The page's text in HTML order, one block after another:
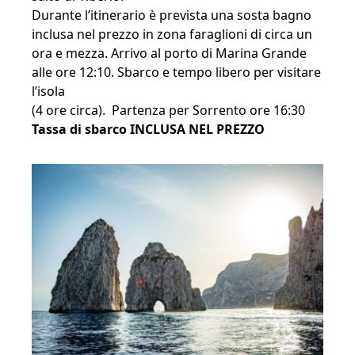
Durante l’itinerario è prevista una sosta bagno
inclusa nel prezzo in zona faraglioni di circa un
ora e mezza. Arrivo al porto di Marina Grande
alle ore 12:10. Sbarco e tempo libero per visitare
l’isola
(4 ore circa). Partenza per Sorrento ore 16:30
Tassa di sbarco INCLUSA NEL PREZZO